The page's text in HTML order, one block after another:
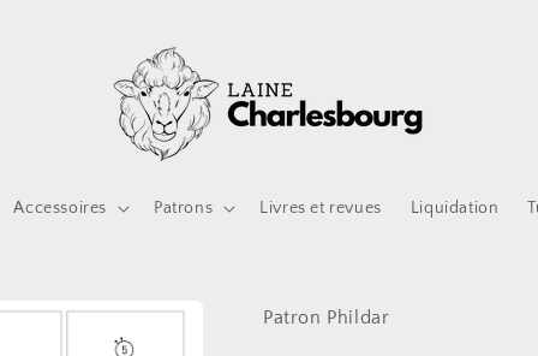
Accessoires Patrons Livres et revues Liquidation
Patron Phildar